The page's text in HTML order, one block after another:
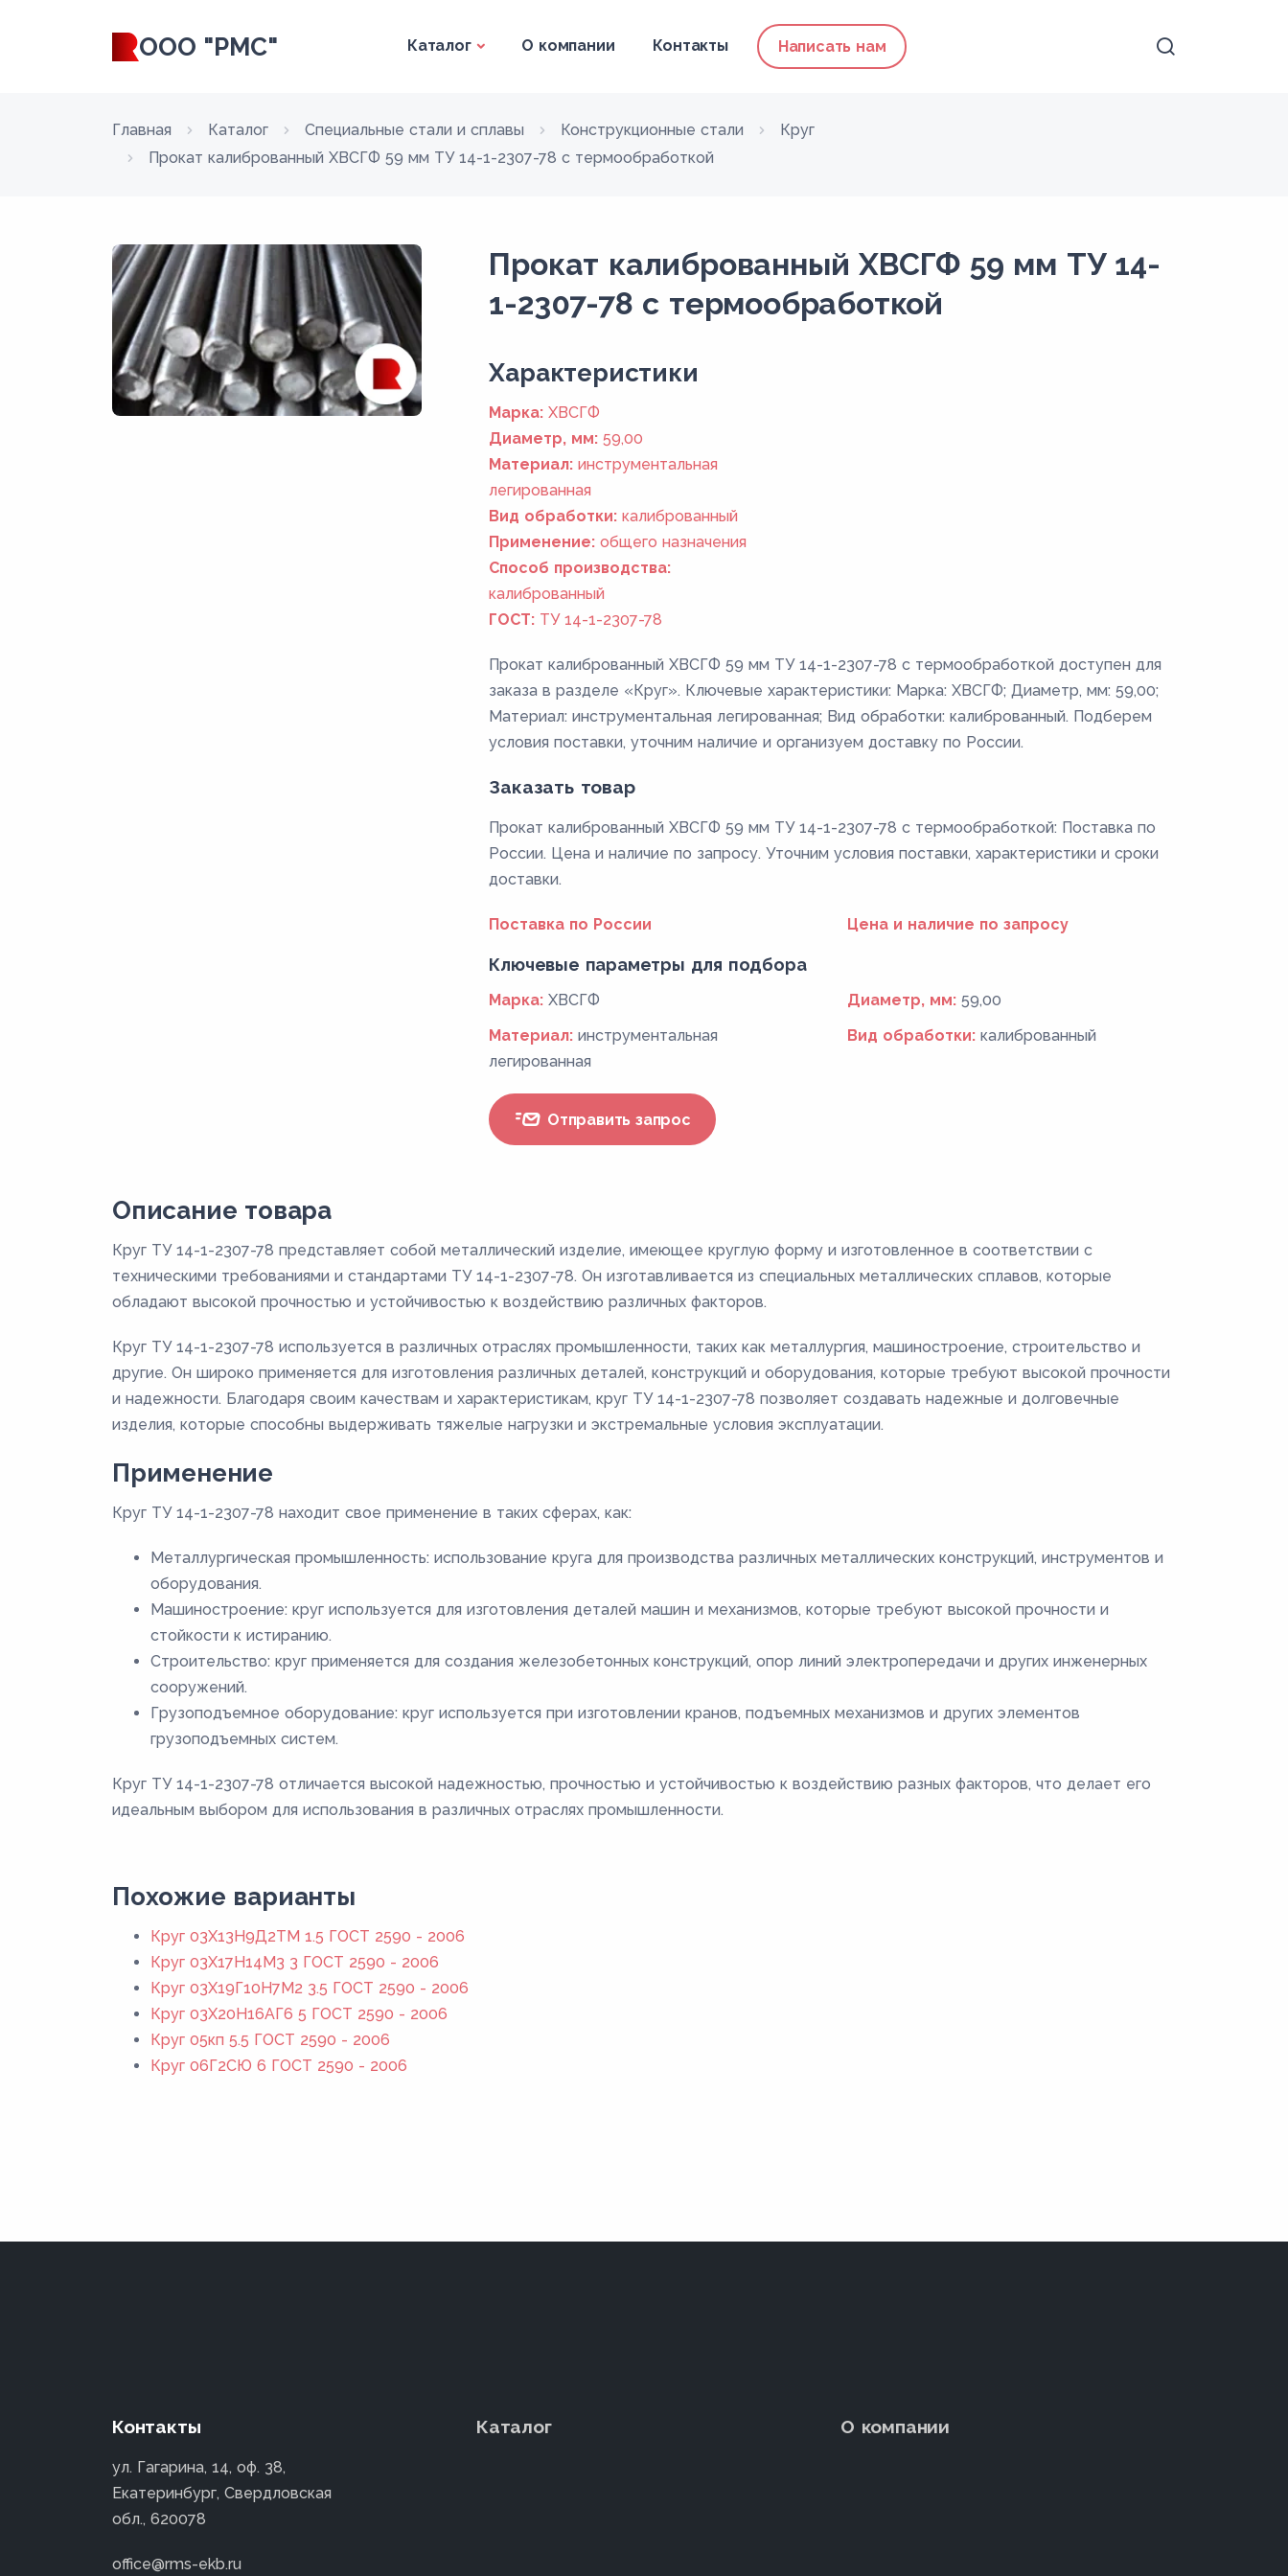
ООО "РМС" Каталог О компании Контакты Написать нам
Главная Каталог Специальные стали и сплавы Конструкционные стали
Круг
Прокат калиброванный ХВСГФ 59 мм ТУ 14-1-2307-78 с термообработкой
Прокат калиброванный ХВСГФ 59 мм ТУ 14-
1-2307-78 с термообработкой
Xарактеристики
Марка: ХВСГФ
Диаметр, мм: 59,00
Материал: инструментальная
легированная
Вид обработки: калиброванный
Применение: общего назначения
Способ производства:
калиброванный
ГОСТ: ТУ 14-1-2307-78
Прокат калиброванный ХВСГФ 59 мм ТУ 14-1-2307-78 с термообработкой доступен для
заказа в разделе «Круг». Ключевые характеристики: Марка: ХВСГФ; Диаметр, мм: 59,00;
Материал: инструментальная легированная; Вид обработки: калиброванный. Подберем
условия поставки, уточним наличие и организуем доставку по России.
Заказать товар
Прокат калиброванный ХВСГФ 59 мм ТУ 14-1-2307-78 с термообработкой: Поставка по
России. Цена и наличие по запросу. Уточним условия поставки, характеристики и сроки
доставки.
Поставка по России Цена и наличие по запросу
Ключевые параметры для подбора
Марка: ХВСГФ Диаметр, мм: 59,00
Материал: инструментальная
легированная
Вид обработки: калиброванный
Отправить запрос
Описание товара
Круг ТУ 14-1-2307-78 представляет собой металлический изделие, имеющее круглую форму и изготовленное в соответствии с
техническими требованиями и стандартами ТУ 14-1-2307-78. Он изготавливается из специальных металлических сплавов, которые
обладают высокой прочностью и устойчивостью к воздействию различных факторов.
Круг ТУ 14-1-2307-78 используется в различных отраслях промышленности, таких как металлургия, машиностроение, строительство и
другие. Он широко применяется для изготовления различных деталей, конструкций и оборудования, которые требуют высокой прочности
и надежности. Благодаря своим качествам и характеристикам, круг ТУ 14-1-2307-78 позволяет создавать надежные и долговечные
изделия, которые способны выдерживать тяжелые нагрузки и экстремальные условия эксплуатации.
Применение
Круг ТУ 14-1-2307-78 находит свое применение в таких сферах, как:
Металлургическая промышленность: использование круга для производства различных металлических конструкций, инструментов и
оборудования.
Машиностроение: круг используется для изготовления деталей машин и механизмов, которые требуют высокой прочности и
стойкости к истиранию.
Строительство: круг применяется для создания железобетонных конструкций, опор линий электропередачи и других инженерных
сооружений.
Грузоподъемное оборудование: круг используется при изготовлении кранов, подъемных механизмов и других элементов
грузоподъемных систем.
Круг ТУ 14-1-2307-78 отличается высокой надежностью, прочностью и устойчивостью к воздействию разных факторов, что делает его
идеальным выбором для использования в различных отраслях промышленности.
Похожие варианты
Круг 03Х13Н9Д2ТМ 1.5 ГОСТ 2590 - 2006
Круг 03Х17Н14М3 3 ГОСТ 2590 - 2006
Круг 03Х19Г10Н7М2 3.5 ГОСТ 2590 - 2006
Круг 03Х20Н16АГ6 5 ГОСТ 2590 - 2006
Круг 05кп 5.5 ГОСТ 2590 - 2006
Круг 06Г2СЮ 6 ГОСТ 2590 - 2006
Контакты
ул. Гагарина, 14, оф. 38,
Екатеринбург, Свердловская
обл., 620078
office@rms-ekb.ru
Каталог О компании